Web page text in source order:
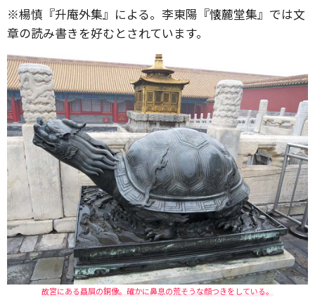
※楊慎『升庵外集』による。李東陽『懐麓堂集』では文
章の読み書きを好むとされています。
故宮にある贔屓の銅像。確かに鼻息の荒そうな顔つきをしている。